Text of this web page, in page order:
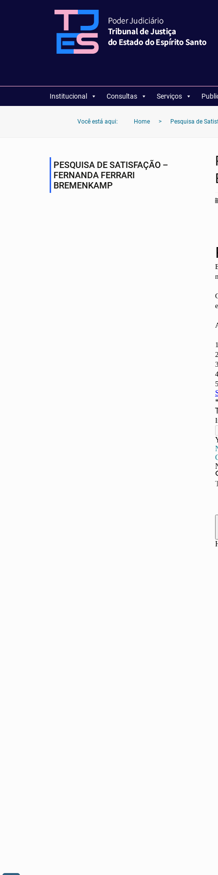
Institucional Consultas Serviços
Você está aqui: Home > Pesquisa de
PESQUISA DE SATISFAÇÃO –
FERNANDA FERRARI
BREMENKAMP